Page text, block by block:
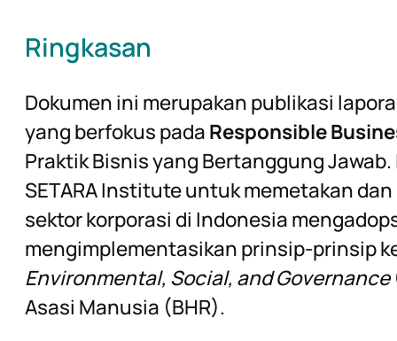
Ringkasan
Dokumen ini merupakan publikasi
yang berfokus padaResponsible
Praktik Bisnis yang Bertanggung
SETARA Institute untuk memetakan
sektor korporasi di Indonesia
mengimplementasikan prinsip-prinsip
Environmental, Social, and Governance
Asasi Manusia (BHR).